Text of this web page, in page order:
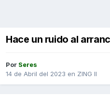
Hace un ruido al
Por Seres
14 de Abril del 2023 en ZING II